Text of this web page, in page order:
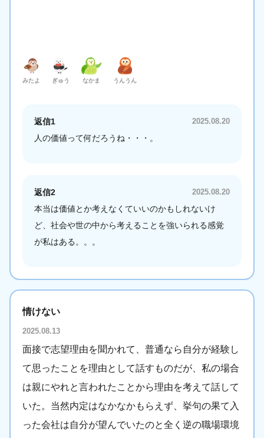
みたよ ぎゅう なかま うんうん
返信1 2025.08.20
人の価値って何だろうね・・・。
返信2 2025.08.20
本当は価値とか考えなくていいのかもしれないけ
ど、社会や世の中から考えることを強いられる感覚
が私はある。。。
情けない
2025.08.13
面接で志望理由を聞かれて、普通なら自分が経験し
て思ったことを理由として話すものだが、私の場合
は親にやれと言われたことから理由を考えて話して
いた。当然内定はなかなかもらえず、挙句の果て入
った会社は自分が望んでいたのと全く逆の職場環境